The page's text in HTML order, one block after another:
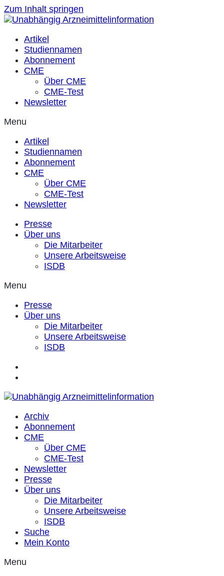
Zum Inhalt springen
Artikel
Studiennamen
Abonnement
CME
Über CME
CME-Test
Newsletter
Menu
Artikel
Studiennamen
Abonnement
CME
Über CME
CME-Test
Newsletter
Presse
Über uns
Die Mitarbeiter
Unsere Arbeitsweise
ISDB
Menu
Presse
Über uns
Die Mitarbeiter
Unsere Arbeitsweise
ISDB
Archiv
Abonnement
CME
Über CME
CME-Test
Newsletter
Presse
Über uns
Die Mitarbeiter
Unsere Arbeitsweise
ISDB
Suche
Mein Konto
Menu